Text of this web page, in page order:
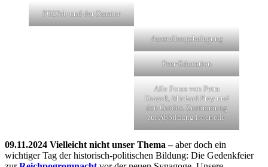
FO23sb und der Kurator
Ausstellungsbelegung
Peer-Education
Alle Fotos von Petra
Graneß, Michael Frey und
den Guides. Zustimmung
zur Abbildung ist erteilt.
09.11.2024 Vielleicht nicht unser Thema –aber doch ein
wichtiger Tag der historisch-politischen Bildung: Die Gedenkfeier